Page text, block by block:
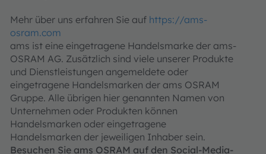
Mehr über uns erfahren Sie auf https://ams-
osram.com
ams ist eine eingetragene Handelsmarke der ams-
OSRAM AG. Zusätzlich sind viele unserer Produkte
und Dienstleistungen angemeldete oder
eingetragene Handelsmarken der ams OSRAM
Gruppe. Alle übrigen hier genannten Namen von
Unternehmen oder Produkten können
Handelsmarken oder eingetragene
Handelsmarken der jeweiligen Inhaber sein.
Besuchen Sie ams OSRAM auf den Social-Media-